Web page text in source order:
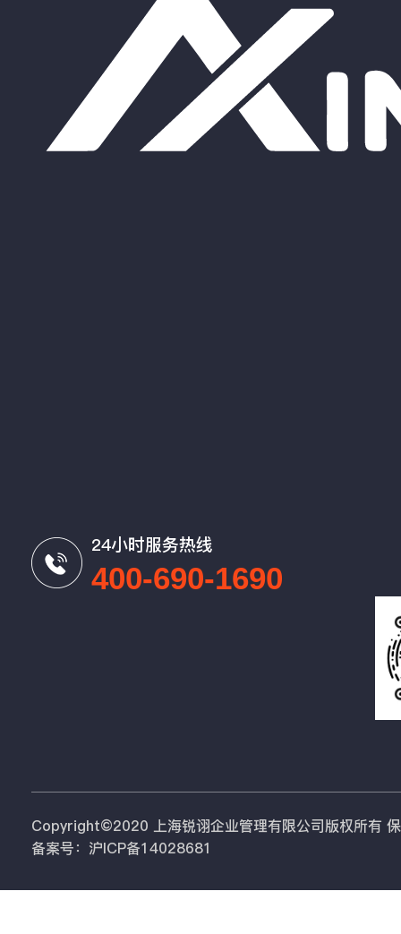
24小时服务热线
400-690-1690
Copyright©2020 上海锐诩企业管理有限公司版权所有
备案号：沪ICP备14028681